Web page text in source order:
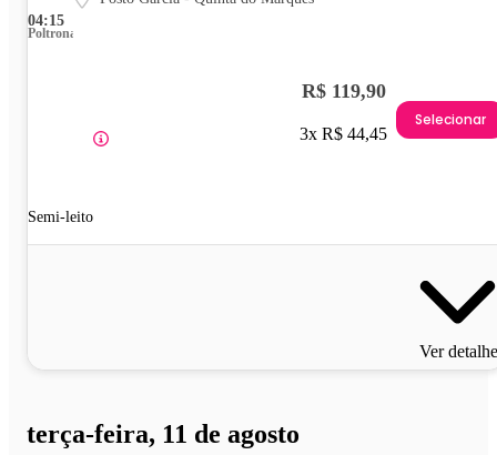
04:15
Poltrona
Semi-leito
R$ 119,90
3x R$ 44,45
Selecionar
Ver
terça-feira, 11 de agosto